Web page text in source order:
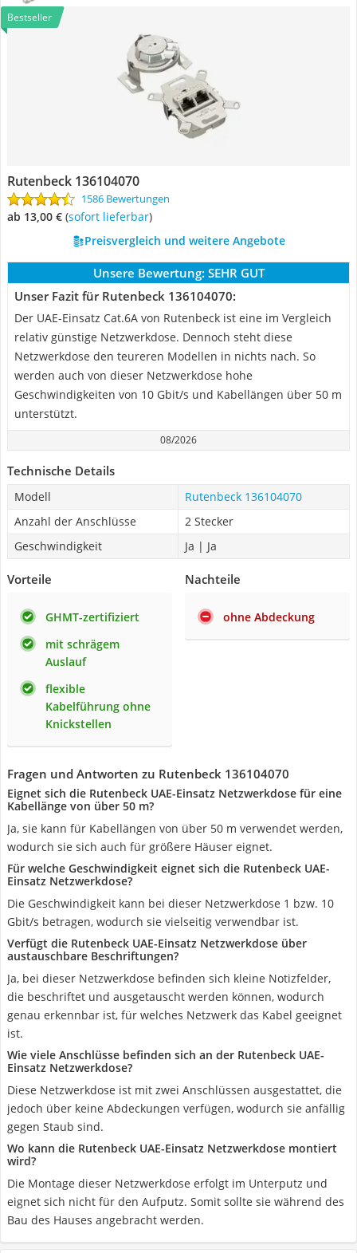
Bestseller
Rutenbeck 136104070
1586 Bewertungen
ab 13,00 € ( Sofort lieferbar)
Preisvergleich und weitere Angebote
Unsere Bewertung: SEHR GUT
Unser Fazit für Rutenbeck 136104070:
Der UAE-Einsatz Cat.6A von Rutenbeck ist eine im Vergleich
relativ günstige Netzwerkdose. Dennoch steht diese
Netzwerkdose den teureren Modellen in nichts nach. So
werden auch von dieser Netzwerkdose hohe
Geschwindigkeiten von 10 Gbit/s und Kabellängen über 50 m
unterstützt.
08/2026
Technische Details
Modell
Rutenbeck 136104070
Anzahl der Anschlüsse
2 Stecker
Geschwindigkeit
Ja | Ja
Vorteile
GHMT-zertifiziert
mit schrägem
Auslauf
flexible
Kabelführung ohne
Knickstellen
Nachteile
ohne Abdeckung
Fragen und Antworten zu Rutenbeck 136104070
Eignet sich die Rutenbeck UAE-Einsatz Netzwerkdose für eine
Kabellänge von über 50 m?
Ja, sie kann für Kabellängen von über 50 m verwendet werden,
wodurch sie sich auch für größere Häuser eignet.
Für welche Geschwindigkeit eignet sich die Rutenbeck UAE-
Einsatz Netzwerkdose?
Die Geschwindigkeit kann bei dieser Netzwerkdose 1 bzw. 10
Gbit/s betragen, wodurch sie vielseitig verwendbar ist.
Verfügt die Rutenbeck UAE-Einsatz Netzwerkdose über
austauschbare Beschriftungen?
Ja, bei dieser Netzwerkdose befinden sich kleine Notizfelder,
die beschriftet und ausgetauscht werden können, wodurch
genau erkennbar ist, für welches Netzwerk das Kabel geeignet
ist.
Wie viele Anschlüsse befinden sich an der Rutenbeck UAE-
Einsatz Netzwerkdose?
Diese Netzwerkdose ist mit zwei Anschlüssen ausgestattet, die
jedoch über keine Abdeckungen verfügen, wodurch sie anfällig
gegen Staub sind.
Wo kann die Rutenbeck UAE-Einsatz Netzwerkdose montiert
wird?
Die Montage dieser Netzwerkdose erfolgt im Unterputz und
eignet sich nicht für den Aufputz. Somit sollte sie während des
Bau des Hauses angebracht werden.